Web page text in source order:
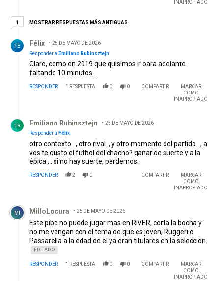
perdieron el rumbo por Belgrano hace el tercero
INAPROPIADO
11 respuesta más antiguas
MOSTRAR RESPUESTAS MÁS ANTIGUAS
FÉ Félix
25 DE MAYO DE 2026
Responder a Emiliano Rubinsztejn
Claro, como en 2019 que quisimos ir oara adelante
faltando 10 minutos…
RESPONDER 1 RESPUESTA 0 0 COMPARTIR
MARCAR
COMO
INAPROPIADO
ER Emiliano Rubinsztejn
25 DE MAYO DE 2026
Responder a Félix
otro contexto..., otro rival.., y otro momento del partido..., a
vos te gusto el futbol del chacho? ganar de suerte y a la
épica..., si no hay suerte, perdemos..
RESPONDER 2 0 COMPARTIR
MARCAR
COMO
INAPROPIADO
Comentario de MilloLocura.
MI MilloLocura 25 DE MAYO DE 2026
Este pibe no puede jugar mas en RIVER, corta la bocha y
no me vengan con el tema de que es joven, Ruggeri o
Passarella a la edad de el ya eran titulares en la seleccion.
EDITADO
RESPONDER 1 RESPUESTA 0 0 COMPARTIR
MARCAR
COMO
INAPROPIADO